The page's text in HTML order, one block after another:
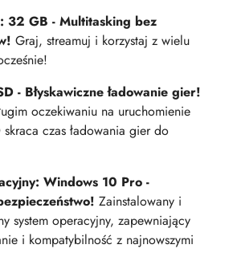
32 GB - Multitasking bez
Graj, streamuj i korzystaj z wielu
- Błyskawiczne ładowanie gier!
oczekiwaniu na uruchomienie
skraca czas ładowania gier do
Windows 10 Pro -
Zainstalowany i
system operacyjny, zapewniający
i kompatybilność z najnowszymi